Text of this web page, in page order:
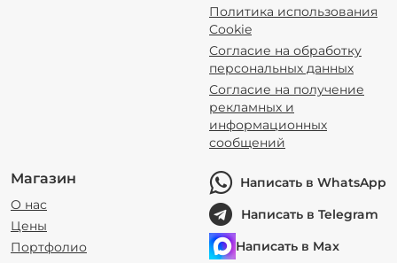
Политика использования
Cookie
Согласие на обработку
персональных данных
Согласие на получение
рекламных и
информационных
сообщений
Магазин
О нас
Цены
Портфолио
Написать в WhatsApp
Написать в Telegram
Написать в Max